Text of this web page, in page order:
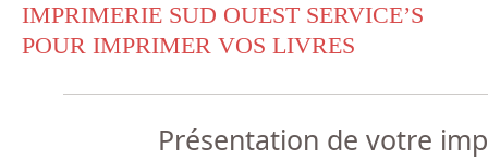
IMPRIMERIE SUD OUEST SERVICE’S
POUR IMPRIMER VOS LIVRES
Présentation de votre